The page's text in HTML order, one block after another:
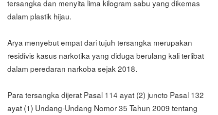
tersangka dan menyita lima kilogram sabu yang dikemas
dalam plastik hijau.
Arya menyebut empat dari tujuh tersangka merupakan
residivis kasus narkotika yang diduga berulang kali terlibat
dalam peredaran narkoba sejak 2018.
Para tersangka dijerat Pasal 114 ayat (2) juncto Pasal 132
ayat (1) Undang-Undang Nomor 35 Tahun 2009 tentang